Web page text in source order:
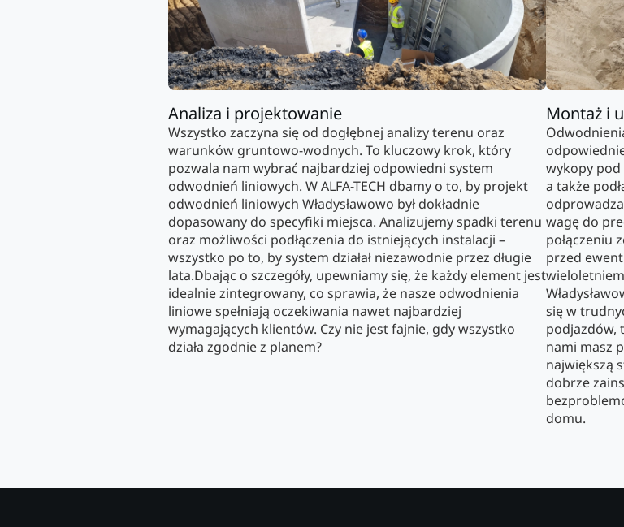
Analiza i projektowanie
Wszystko zaczyna się od dogłębnej analizy terenu oraz
warunków gruntowo-wodnych. To kluczowy krok, który
pozwala nam wybrać najbardziej odpowiedni system
odwodnień liniowych. W ALFA-TECH dbamy o to, by projekt
odwodnień liniowych Władysławowo był dokładnie
dopasowany do specyfiki miejsca. Analizujemy spadki terenu
oraz możliwości podłączenia do istniejących instalacji –
wszystko po to, by system działał niezawodnie przez długie
lata.Dbając o szczegóły, upewniamy się, że każdy element jest
idealnie zintegrowany, co sprawia, że nasze odwodnienia
liniowe spełniają oczekiwania nawet najbardziej
wymagających klientów. Czy nie jest fajnie, gdy wszystko
działa zgodnie z planem?
Montaż i
wykopy pod
a także
wagę do
połączeniu
przed
się w
podjazdów,
nami masz
największą
dobrze
domu.